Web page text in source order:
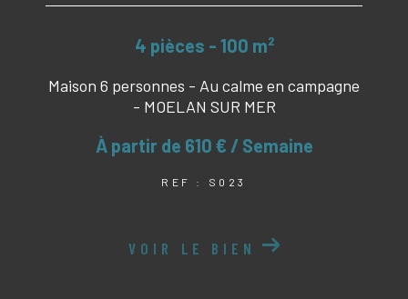
4 pièces - 100 m²
Maison 6 personnes - Au calme en campagne
- MOELAN SUR MER
À partir de 610 € / Semaine
REF : S023
VOIR LE BIEN